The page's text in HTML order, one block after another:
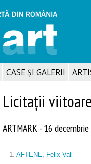
CASE ȘI GALERII
Licitații viitoare
ARTMARK - 16
1. AFTENE, Felix Vali